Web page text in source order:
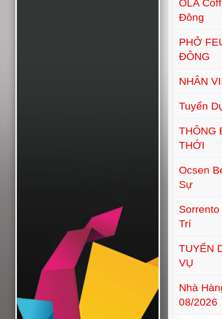
OLA
Đông
PHỞ
ĐÔNG
NHÂN
Tuyển
THÔNG
THỚI
Ocsen
Sự
Trí
TUYỂN
VỤ
Nhà
08/2026